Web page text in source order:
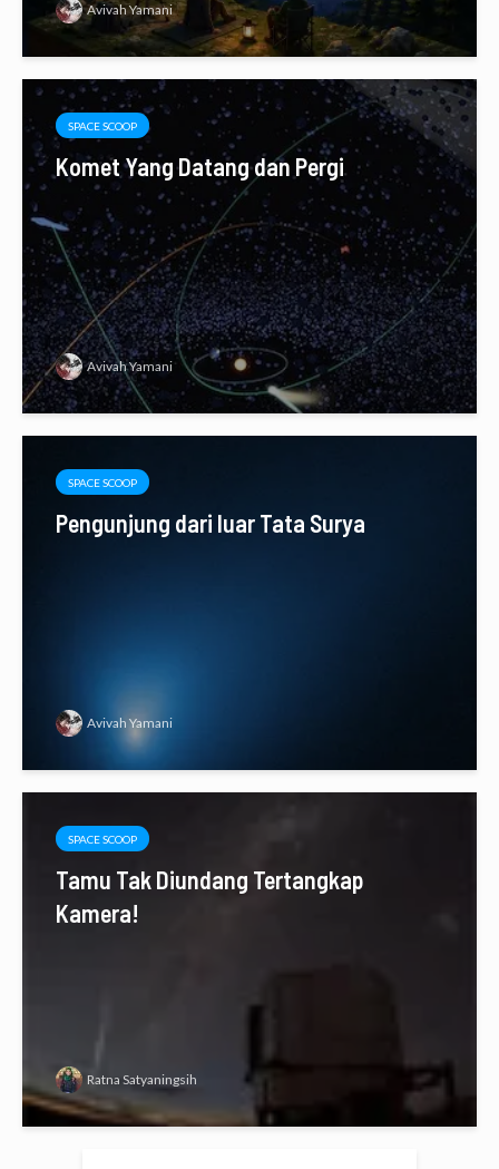
Avivah Yamani
SPACE SCOOP
Komet Yang Datang dan Pergi
Avivah Yamani
SPACE SCOOP
Pengunjung dari luar Tata Surya
Avivah Yamani
SPACE SCOOP
Tamu Tak Diundang Tertangkap
Kamera!
Ratna Satyaningsih